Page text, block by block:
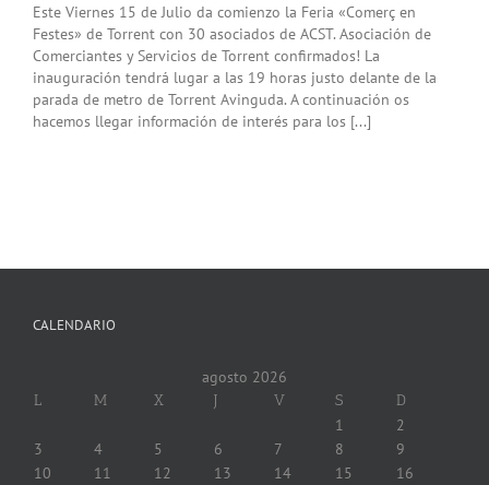
Este Viernes 15 de Julio da comienzo la Feria «Comerç en
Festes» de Torrent con 30 asociados de ACST. Asociación de
Comerciantes y Servicios de Torrent confirmados! La
inauguración tendrá lugar a las 19 horas justo delante de la
parada de metro de Torrent Avinguda. A continuación os
hacemos llegar información de interés para los [...]
CALENDARIO
agosto 2026
L M X J V S D
1
2
3
4 5 6 7 8
9
10
11 12 13 14 15
16